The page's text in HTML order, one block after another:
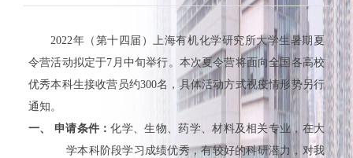
2022年（第十四届）上海有机化学研究所大学生暑期夏
令营活动拟定于7 月中旬举行。本次夏令营将面向全国各高校
优秀本科生接收营员约300名，具体活动方式视疫情形势另行
通知。
一、
申请条件：化学、生物、药学、材料及相关专业，在大
学本科阶段学习成绩优秀，有较好的科研潜力，对我